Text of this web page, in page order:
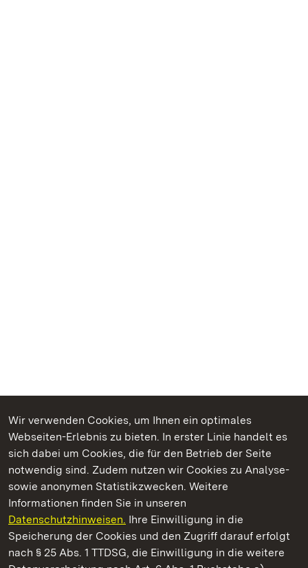
Wir verwenden Cookies, um Ihnen ein optimales
Webseiten-Erlebnis zu bieten. In erster Linie handelt es
sich dabei um Cookies, die für den Betrieb der Seite
notwendig sind. Zudem nutzen wir Cookies zu Analyse-
sowie anonymen Statistikzwecken. Weitere
Informationen finden Sie in unseren
Datenschutzhinweisen. Ihre Einwilligung in die
Speicherung der Cookies und den Zugriff darauf erfolgt
nach § 25 Abs. 1 TTDSG, die Einwilligung in die weitere
Kommen. Staunen. Genießen.
Staatliche Schlösser und Gärten Baden‑Württemberg
Staatliche Schlösser und Gärten Baden-Württemberg